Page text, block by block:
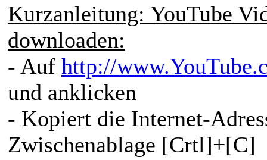
Kurzanleitung: YouTube
downloaden:
- Auf http://
und anklicken
- Kopiert die Internet-
Zwischenablage [Crtl]+[C]